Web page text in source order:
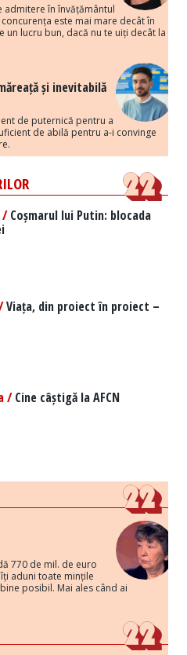
admitere în învățământul
este mai mare decât în
un lucru bun, dacă nu te uiți decât la
și inevitabilă
de puternică pentru a
de abilă pentru a-i convinge
/Coșmarul lui Putin: blocada
Viața, din proiect în proiect –
/Cine câștigă la AFCN
770 de mil. de euro
aduni toate mințile
posibil. Mai ales când ai